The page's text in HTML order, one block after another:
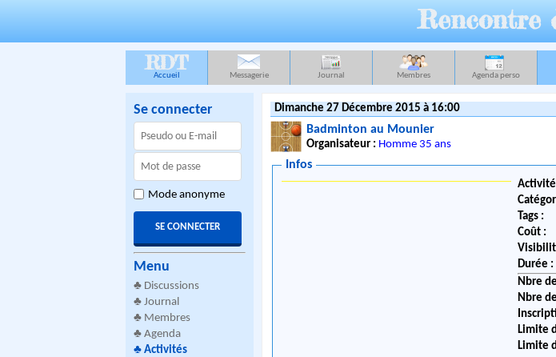
Rencontre
RDT
Accueil Messagerie Journal Membres Agenda perso
Se connecter
Mode anonyme
Menu
♣ Discussions
♣ Journal
♣ Membres
♣ Agenda
♣ Activités
Dimanche 27 Décembre 2015 à 16:00
Badminton au Mounier
Organisateur : Homme 35 ans
Infos
Tags :
Coût :
Durée :
Nbre
Nbre
Limite
Limite